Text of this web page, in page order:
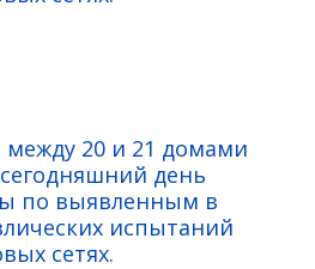
20 и 21 домами
день
по выявленным в
испытаний
сетях.